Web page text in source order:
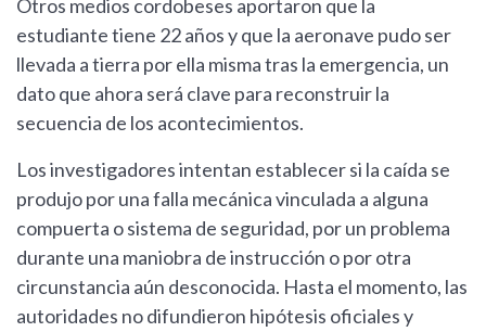
Otros medios cordobeses aportaron que la
estudiante tiene 22 años y que la aeronave pudo ser
llevada a tierra por ella misma tras la emergencia, un
dato que ahora será clave para reconstruir la
secuencia de los acontecimientos.
Los investigadores intentan establecer si la caída se
produjo por una falla mecánica vinculada a alguna
compuerta o sistema de seguridad, por un problema
durante una maniobra de instrucción o por otra
circunstancia aún desconocida. Hasta el momento, las
autoridades no difundieron hipótesis oficiales y